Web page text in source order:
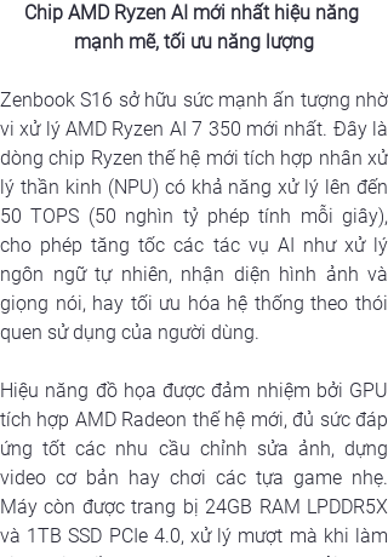
Chip AMD Ryzen AI mới nhất hiệu năng
mạnh mẽ, tối ưu năng lượng
Zenbook S16 sở hữu sức mạnh ấn tượng nhờ
vi xử lý AMD Ryzen AI 7 350 mới nhất. Đây là
dòng chip Ryzen thế hệ mới tích hợp nhân xử
lý thần kinh (NPU) có khả năng xử lý lên đến
50 TOPS (50 nghìn tỷ phép tính mỗi giây),
cho phép tăng tốc các tác vụ AI như xử lý
ngôn ngữ tự nhiên, nhận diện hình ảnh và
giọng nói, hay tối ưu hóa hệ thống theo thói
quen sử dụng của người dùng.
Hiệu năng đồ họa được đảm nhiệm bởi GPU
tích hợp AMD Radeon thế hệ mới, đủ sức đáp
ứng tốt các nhu cầu chỉnh sửa ảnh, dựng
video cơ bản hay chơi các tựa game nhẹ.
Máy còn được trang bị 24GB RAM LPDDR5X
và 1TB SSD PCIe 4.0, xử lý mượt mà khi làm